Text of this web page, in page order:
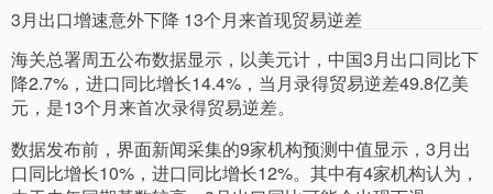
3月出口增速意外下降 13个月来首现贸易逆差
海关总署周五公布数据显示，以美元计，中国3月出口同比下
降2.7%，进口同比增长14.4%，当月录得贸易逆差49.8亿美
元，是13个月来首次录得贸易逆差。
数据发布前，界面新闻采集的9家机构预测中值显示，3月出
口同比增长10%，进口同比增长12%。其中有4家机构认为，